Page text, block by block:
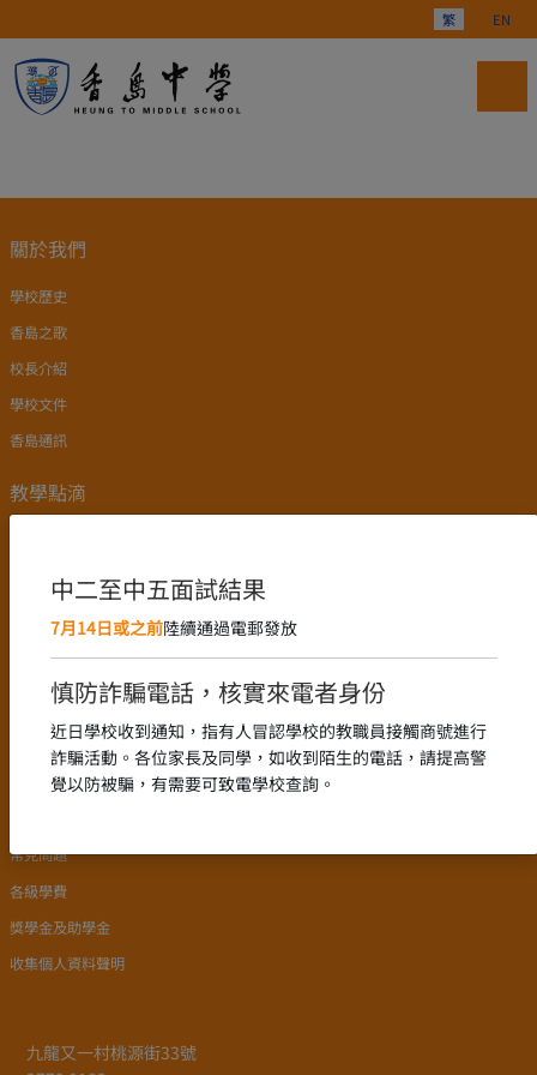
選擇你的語言
繁 EN
中二至中五面試結果
7月14日或之前陸續通過電郵發放
慎防詐騙電話，核實來電者身份
近日學校收到通知，指有人冒認學校的教職員接觸商號進行
詐騙活動。各位家長及同學，如收到陌生的電話，請提高警
覺以防被騙，有需要可致電學校查詢。
九龍又一村桃源街33號
關於我們
學校歷史
香島之歌
校長介紹
學校文件
香島通訊
教學點滴
課程設置
English Language
數學科組
入學申請
常見問題
各級學費
獎學金及助學金
收集個人資料聲明